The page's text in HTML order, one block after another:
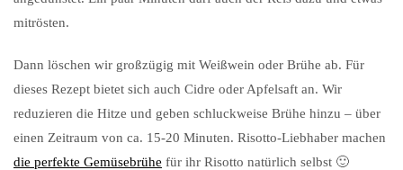
mitrösten.
Dann löschen wir großzügig mit Weißwein oder Brühe ab. Für
dieses Rezept bietet sich auch Cidre oder Apfelsaft an. Wir
reduzieren die Hitze und geben schluckweise Brühe hinzu – über
einen Zeitraum von ca. 15-20 Minuten. Risotto-Liebhaber machen
die perfekte Gemüsebrühe für ihr Risotto natürlich selbst 🙂